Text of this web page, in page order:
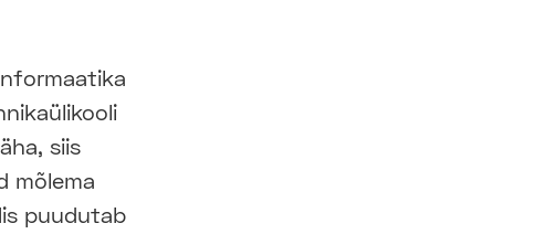
siis
mõlema
puudutab